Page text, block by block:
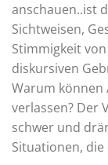
anschauen..ist
Sichtweisen,
Stimmigkeit
diskursiven
Warum
verlassen? Der
schwer und
Situationen,